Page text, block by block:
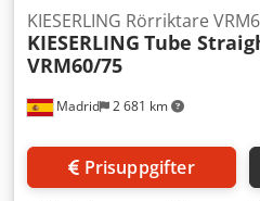
Madrid 2 681 km
KIESERLING Rörriktare
KIESERLING Tube
VRM60/75
Prisuppgifter